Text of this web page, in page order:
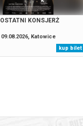
OSTATNI KONSJERŻ
09.08.2026, Katowice
kup bilet